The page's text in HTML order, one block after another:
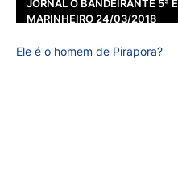
JORNAL O BANDEIRANTE 5ª
MARINHEIRO 24/03/2018
Ele é o homem de Pirapora?